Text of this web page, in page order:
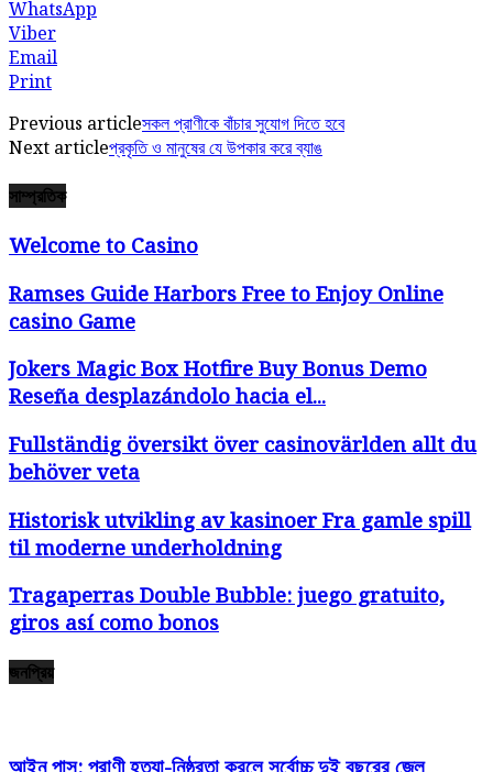
WhatsApp
Viber
Email
Print
Previous articleসকল প্রাণীকে বাঁচার সুযোগ দিতে হবে
Next articleপ্রকৃতি ও মানুষের যে উপকার করে ব্যাঙ
সাম্প্রতিক
Welcome to Casino
Ramses Guide Harbors Free to Enjoy Online
casino Game
Jokers Magic Box Hotfire Buy Bonus Demo
Reseña desplazándolo hacia el...
Fullständig översikt över casinovärlden allt du
behöver veta
Historisk utvikling av kasinoer Fra gamle spill
til moderne underholdning
Tragaperras Double Bubble: juego gratuito,
giros así­ como bonos
জনপ্রিয়
আইন পাস: প্রাণী হত্যা-নিষ্ঠুরতা করলে সর্বোচ্চ দুই বছরের জেল